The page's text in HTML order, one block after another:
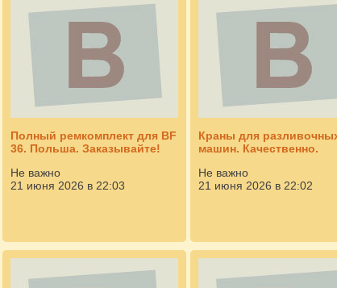
Полный ремкомплект для BF
36. Польша. Заказывайте!
Не важно
21 июня 2026 в 22:03
Краны для
машин. Качественно.
Не важно
21 июня 2026 в 22:02